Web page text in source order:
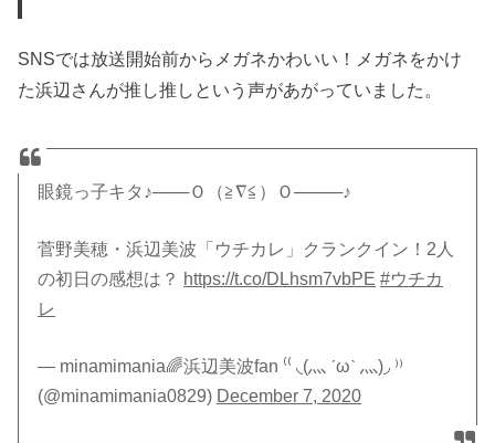
SNSでは放送開始前からメガネかわいい！メガネをかけ
た浜辺さんが推し推しという声があがっていました。
眼鏡っ子キタ♪───Ｏ（≧∇≦）Ｏ────♪
菅野美穂・浜辺美波「ウチカレ」クランクイン！2人
の初日の感想は？ https://t.co/DLhsm7vbPE #ウチカ
レ
— minamimania🌈浜辺美波fan ⁽⁽ ◟(灬 ˊωˋ 灬)◞ ⁾⁾
(@minamimania0829) December 7, 2020